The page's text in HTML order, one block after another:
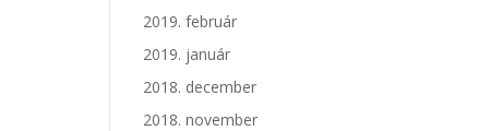
2019. február
2019. január
2018. december
2018. november